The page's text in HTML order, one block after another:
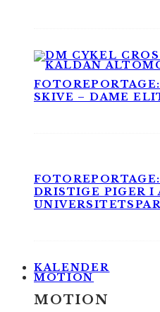
SKIVE – DAME
DRISTIGE PIGER I
KALENDER
MOTION
MOTION